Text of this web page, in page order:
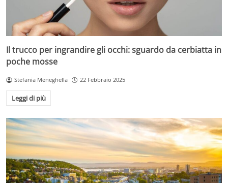
Il trucco per ingrandire gli occhi: sguardo da cerbiatta in
poche mosse
Stefania Meneghella 22 Febbraio 2025
Leggi di più